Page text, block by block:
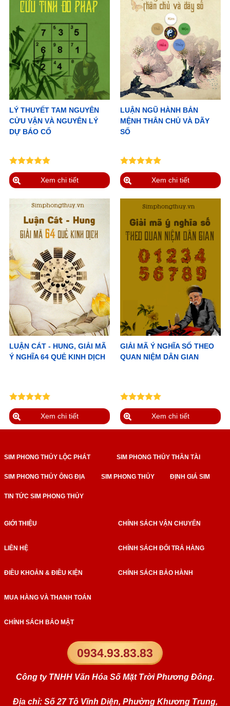
LÝ THUYẾT TAM NGUYÊN
CỬU VẬN VÀ NGUYÊN LÝ
DỰ BÁO CỔ
Xem chi tiết
LUẬN NGŨ HÀNH BẢN
MỆNH THÂN CHỦ VÀ DÃY
SỐ
Xem chi tiết
LUẬN CÁT - HUNG, GIẢI MÃ
Ý NGHĨA 64 QUẺ KINH DỊCH
Xem chi tiết
GIẢI MÃ Ý NGHĨA SỐ THEO
QUAN NIỆM DÂN GIAN
Xem chi tiết
SIM PHONG THỦY LỘC PHÁT SIM PHONG THỦY THẦN TÀI
SIM PHONG THỦY ÔNG ĐỊA SIM PHONG THỦY ĐỊNH GIÁ SIM
TIN TỨC SIM PHONG THỦY
0934.93.83.83
Công ty TNHH Văn Hóa Số Mặt Trời Phương Đông.
Địa chỉ: Số 27 Tô Vĩnh Diện, Phường Khương Trung,
GIỚI THIỆU
LIÊN HỆ
ĐIỀU KHOẢN & ĐIỀU KIỆN
MUA HÀNG VÀ THANH TOÁN
CHÍNH SÁCH BẢO MẬT
CHÍNH SÁCH VẬN CHUYỂN
CHÍNH SÁCH ĐỔI TRẢ HÀNG
CHÍNH SÁCH BẢO HÀNH